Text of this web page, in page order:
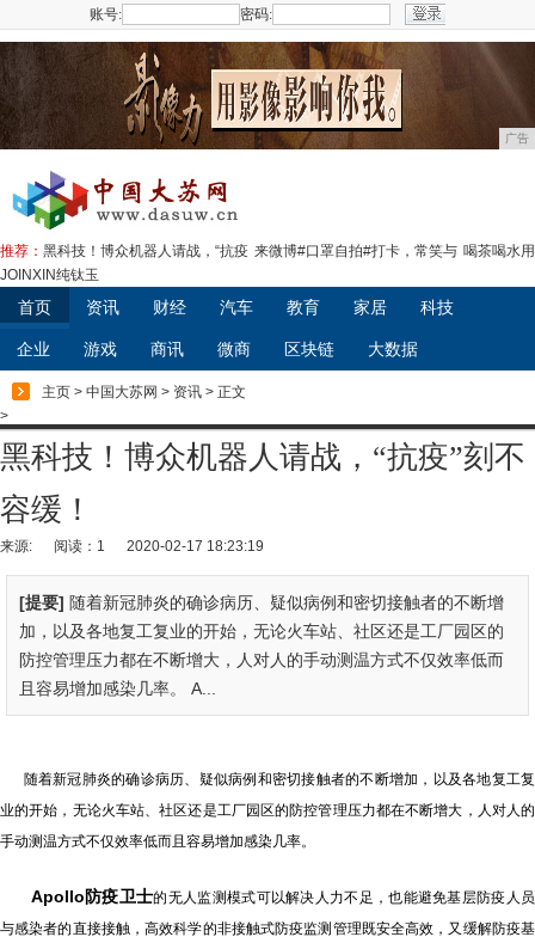
账号: 密码:
广告
推荐： 黑科技！博众机器人请战，“抗疫 来微博#口罩自拍#打卡，常笑与 喝茶喝水用
JOINXIN纯钛玉
首页 资讯 财经 汽车 教育 家居 科技
企业 游戏 商讯 微商 区块链 大数据
主页 > 中国大苏网 > 资讯 > 正文
>
黑科技！博众机器人请战，“抗疫”刻不
容缓！
来源: 阅读：1 2020-02-17 18:23:19
[提要] 随着新冠肺炎的确诊病历、疑似病例和密切接触者的不断增
加，以及各地复工复业的开始，无论火车站、社区还是工厂园区的
防控管理压力都在不断增大，人对人的手动测温方式不仅效率低而
且容易增加感染几率。 A...
随着新冠肺炎的确诊病历、疑似病例和密切接触者的不断增加，以及各地复工复
业的开始，无论火车站、社区还是工厂园区的防控管理压力都在不断增大，人对人的
手动测温方式不仅效率低而且容易增加感染几率。
Apollo防疫卫士的无人监测模式可以解决人力不足，也能避免基层防疫人员
与感染者的直接接触，高效科学的非接触式防疫监测管理既安全高效，又缓解防疫基